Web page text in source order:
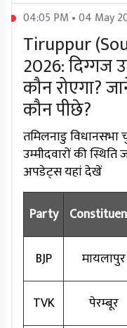
04:05 PM • 04 May
Tiruppur
2026: दिग्गज
कौन रोएगा?
कौन पीछे?
तमिलनाडु विधानसभा
उम्मीदवारों की
अपडेट्स यहां देखें
Party
BJP
मायलापुर
TVK पेरम्बूर